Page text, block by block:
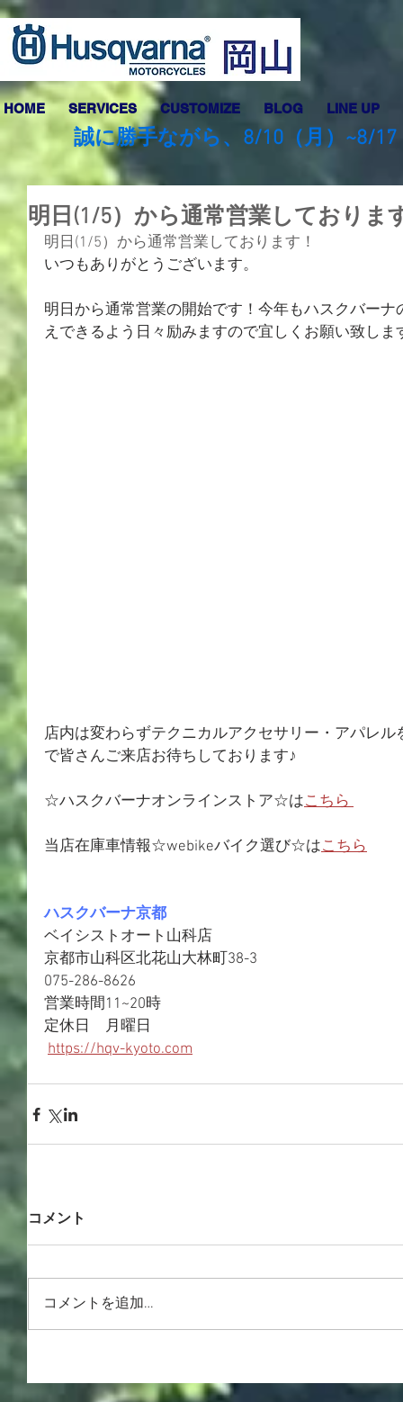
HOME SERVICES CUSTOMIZE BLOG LINE UP
誠に勝手ながら、8/10（月）~8/
明日(1/5）から通常営業しておりま
明日(1/5）から通常営業しております！
いつもありがとうございます。
明日から通常営業の開始です！今年もハスクバー
えできるよう日々励みますので宜しくお願い致しま
店内は変わらずテクニカルアクセサリー・アパレ
で皆さんご来店お待ちしております♪
☆ハスクバーナオンラインストア☆はこちら
当店在庫車情報☆webikeバイク選び☆はこちら
ハスクバーナ京都
ベイシストオート山科店
京都市山科区北花山大林町38-3
075-286-8626
営業時間11~20時
定休日　月曜日
https://hqv-kyoto.com
コメント
コメントを追加…